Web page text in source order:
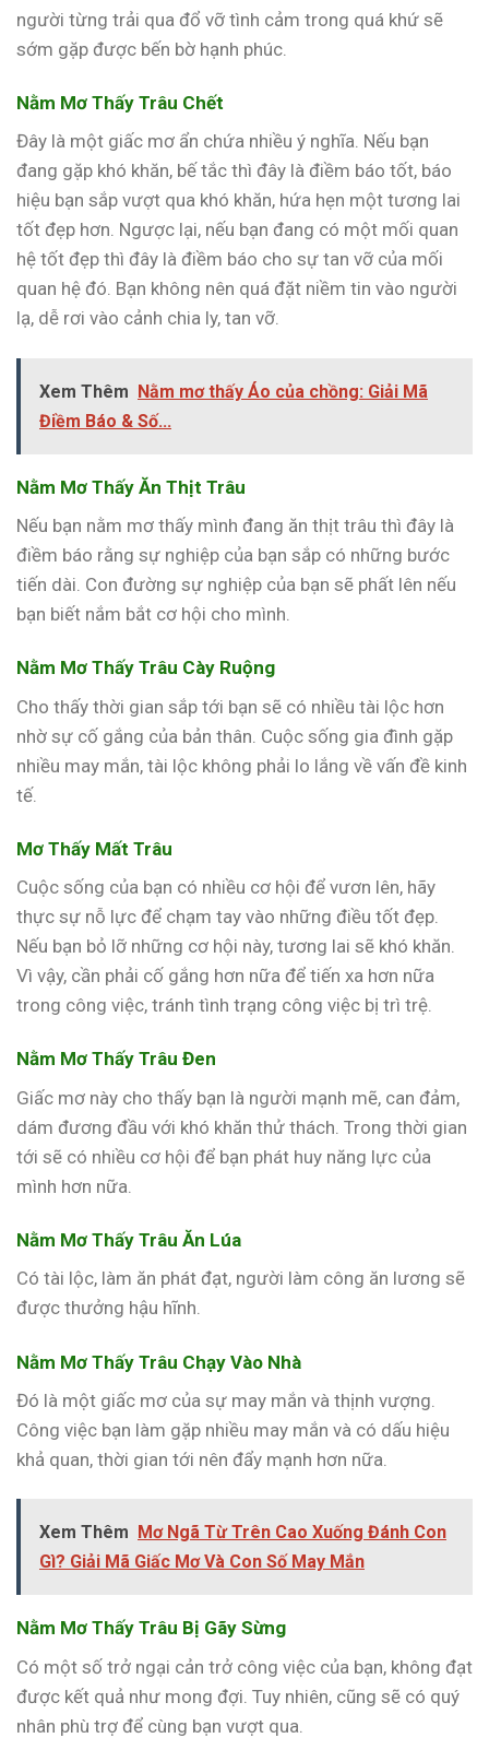
người từng trải qua đổ vỡ tình cảm trong quá khứ sẽ
sớm gặp được bến bờ hạnh phúc.
Nằm Mơ Thấy Trâu Chết
Đây là một giấc mơ ẩn chứa nhiều ý nghĩa. Nếu bạn
đang gặp khó khăn, bế tắc thì đây là điềm báo tốt, báo
hiệu bạn sắp vượt qua khó khăn, hứa hẹn một tương lai
tốt đẹp hơn. Ngược lại, nếu bạn đang có một mối quan
hệ tốt đẹp thì đây là điềm báo cho sự tan vỡ của mối
quan hệ đó. Bạn không nên quá đặt niềm tin vào người
lạ, dễ rơi vào cảnh chia ly, tan vỡ.
Xem Thêm Nằm mơ thấy Áo của chồng: Giải Mã
Điềm Báo & Số...
Nằm Mơ Thấy Ăn Thịt Trâu
Nếu bạn nằm mơ thấy mình đang ăn thịt trâu thì đây là
điềm báo rằng sự nghiệp của bạn sắp có những bước
tiến dài. Con đường sự nghiệp của bạn sẽ phất lên nếu
bạn biết nắm bắt cơ hội cho mình.
Nằm Mơ Thấy Trâu Cày Ruộng
Cho thấy thời gian sắp tới bạn sẽ có nhiều tài lộc hơn
nhờ sự cố gắng của bản thân. Cuộc sống gia đình gặp
nhiều may mắn, tài lộc không phải lo lắng về vấn đề kinh
tế.
Mơ Thấy Mất Trâu
Cuộc sống của bạn có nhiều cơ hội để vươn lên, hãy
thực sự nỗ lực để chạm tay vào những điều tốt đẹp.
Nếu bạn bỏ lỡ những cơ hội này, tương lai sẽ khó khăn.
Vì vậy, cần phải cố gắng hơn nữa để tiến xa hơn nữa
trong công việc, tránh tình trạng công việc bị trì trệ.
Nằm Mơ Thấy Trâu Đen
Giấc mơ này cho thấy bạn là người mạnh mẽ, can đảm,
dám đương đầu với khó khăn thử thách. Trong thời gian
tới sẽ có nhiều cơ hội để bạn phát huy năng lực của
mình hơn nữa.
Nằm Mơ Thấy Trâu Ăn Lúa
Có tài lộc, làm ăn phát đạt, người làm công ăn lương sẽ
được thưởng hậu hĩnh.
Nằm Mơ Thấy Trâu Chạy Vào Nhà
Đó là một giấc mơ của sự may mắn và thịnh vượng.
Công việc bạn làm gặp nhiều may mắn và có dấu hiệu
khả quan, thời gian tới nên đẩy mạnh hơn nữa.
Xem Thêm Mơ Ngã Từ Trên Cao Xuống Đánh Con
Gì? Giải Mã Giấc Mơ Và Con Số May Mắn
Nằm Mơ Thấy Trâu Bị Gãy Sừng
Có một số trở ngại cản trở công việc của bạn, không đạt
được kết quả như mong đợi. Tuy nhiên, cũng sẽ có quý
nhân phù trợ để cùng bạn vượt qua.